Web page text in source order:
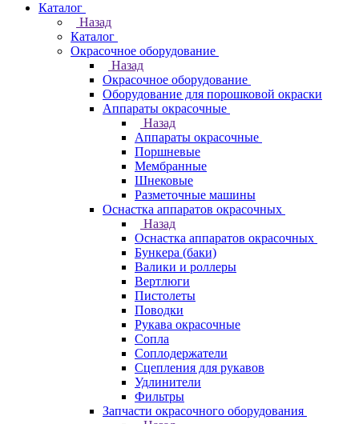
Каталог
Назад
Каталог
Окрасочное оборудование
Назад
Окрасочное оборудование
Оборудование для порошковой окраски
Аппараты окрасочные
Назад
Аппараты окрасочные
Поршневые
Мембранные
Шнековые
Разметочные машины
Оснастка аппаратов окрасочных
Назад
Оснастка аппаратов окрасочных
Бункера (баки)
Валики и роллеры
Вертлюги
Пистолеты
Поводки
Рукава окрасочные
Сопла
Соплодержатели
Сцепления для рукавов
Удлинители
Фильтры
Запчасти окрасочного оборудования